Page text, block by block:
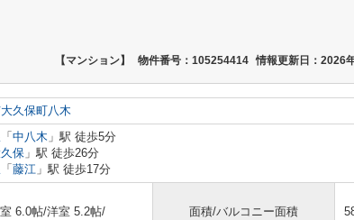
【マンション】 物件番号：105254414 情報更新日：2026
大久保町八木
「 中八木 」駅 徒歩5分
保 」駅 徒歩26分
「 藤江 」駅 徒歩17分
6.0帖/洋室 5.2帖/
面積/バルコニー面積